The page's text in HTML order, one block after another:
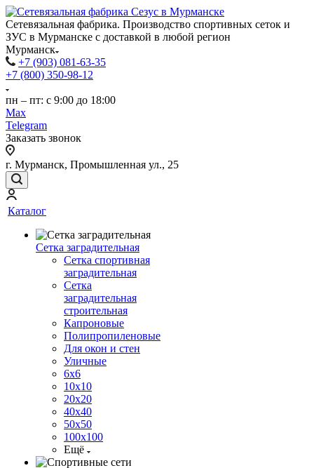
Сетевязальная фабрика. Производство спортивных сеток и
ЗУС в Мурманске с доставкой в любой регион
Мурманск
+7 (903) 081-63-35
+7 (800) 350-98-12
пн – пт: с 9:00 до 18:00
Max
Telegram
Заказать звонок
г. Мурманск, Промышленная ул., 25
Каталог
Сетка заградительная
Сетка спортивная
заградительная
Сетка
заградительная
строительная
Капроновые
Полипропиленовые
Для окон и стен
Уличные
6х6
10х10
20х20
40х40
50х50
100х100
Ещё